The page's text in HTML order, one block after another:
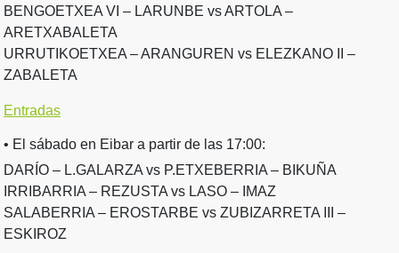
BENGOETXEA VI – LARUNBE vs ARTOLA –
ARETXABALETA
URRUTIKOETXEA – ARANGUREN vs ELEZKANO II –
ZABALETA
Entradas
• El sábado en Eibar a partir de las 17:00:
DARÍO – L.GALARZA vs P.ETXEBERRIA – BIKUÑA
IRRIBARRIA – REZUSTA vs LASO – IMAZ
SALABERRIA – EROSTARBE vs ZUBIZARRETA III –
ESKIROZ